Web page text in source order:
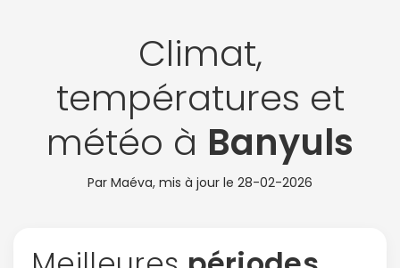
Climat,
températures et
météo à Banyuls
Par Maéva, mis à jour le 28-02-2026